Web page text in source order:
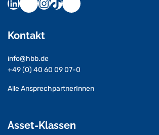
Kontakt
info@hbb.de
+49 (0) 40 60 09 07-0
Alle AnsprechpartnerInnen
Asset-Klassen